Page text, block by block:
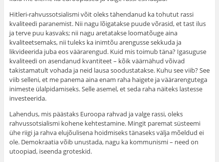
Hitleri-rahvussotsialismi võit oleks tähendanud ka tohutut rassi
kvaliteedi paranemist. Nii nagu lõigatakse puude võrasid, et tast ilus
ja terve puu kasvaks; nii nagu aretatakse loomatõuge aina
kvaliteetsemaks, nii tuleks ka inimtõu arengusse sekkuda ja
likvideerida juba eos väärarengud. Kuid mis toimub täna? Igasuguse
kvaliteedi on asendanud kvantiteet – kõik väärnähud võivad
takistamatult vohada ja neid lausa soodustatakse. Kuhu see viib? See
viib selleni, et me panema aina enam raha haigete ja väärarengutega
inimeste ülalpidamiseks. Selle asemel, et seda raha näiteks lastesse
investeerida.
Lahendus, mis päästaks Euroopa rahvad ja valge rassi, oleks
rahvussotsialismi kohene kehtestamine. Mingit paremat süsteemi
ühe riigi ja rahva elujõulisena hoidmiseks tänaseks välja mõeldud ei
ole. Demokraatia võib unustada, nagu ka kommunismi – need on
utoopiad, iseenda groteskid.